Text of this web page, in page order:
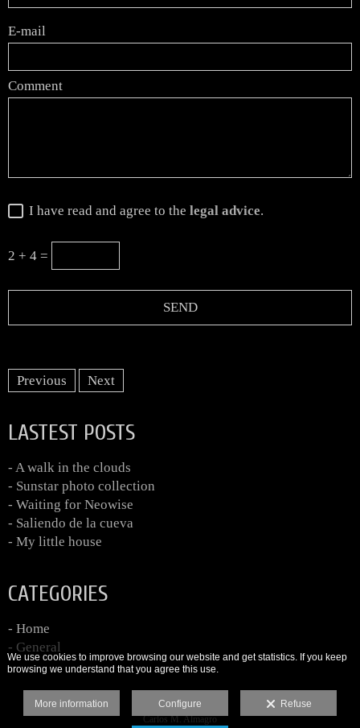
E-mail
Comment
I have read and agree to the legal advice.
2 + 4 =
Previous Next
LASTEST POSTS
- A walk in the clouds
- Sunstar photo collection
- Waiting for Neowise
- Saliendo de la cueva
- My little house
CATEGORIES
- Home
- General
Carlos M. Almagro
We use cookies to improve browsing our website and get statistics. If you keep
browsing we understand that you agree this use.
More information Configure Refuse